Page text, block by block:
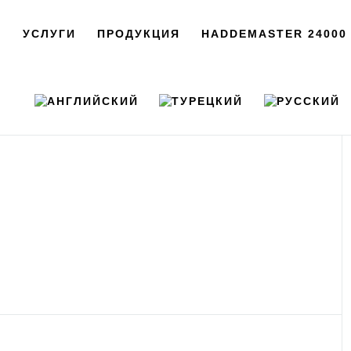
УСЛУГИ ПРОДУКЦИЯ HADDEMASTER 24000